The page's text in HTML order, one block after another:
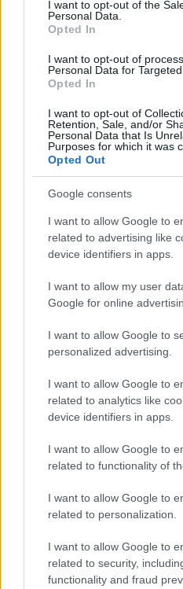
I want to opt-out of the
Personal Data.
Opted In
I want to opt-out of
Personal Data for Targeted
Opted In
I want to opt-out of
Retention, Sale, and/or
Personal Data that Is
Purposes for which it was
Opted Out
Google consents
I want to allow Google to
related to advertising like
device identifiers in apps.
I want to allow my user
Google for online
I want to allow Google to
personalized advertising.
I want to allow Google to
related to analytics like
device identifiers in apps.
I want to allow Google to
related to functionality of
I want to allow Google to
related to personalization.
I want to allow Google to
related to security,
functionality and fraud
#netflix
Eladta a Take-
Private
túl kicsik
2024 november 7. 07:24
anyavállalatának csak
Unmute Loaded:
81.69%